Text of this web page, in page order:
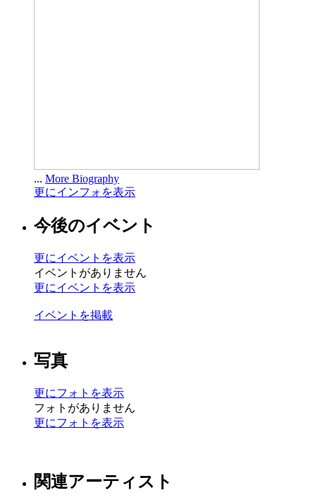
... More Biography
更にインフォを表示
今後のイベント
更にイベントを表示
イベントがありません
更にイベントを表示
イベントを掲載
写真
更にフォトを表示
フォトがありません
更にフォトを表示
関連アーティスト